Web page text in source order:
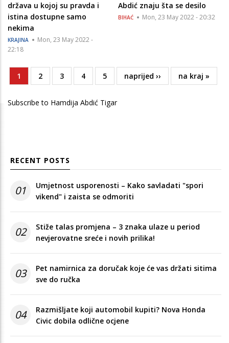
država u kojoj su pravda i
istina dostupne samo
nekima
KRAJINA
Mon, 23 May 2022 -
22:18
Abdić znaju šta se desilo
BIHAĆ Mon, 23 May 2022 - 20:32
Pagination
Current
page
1 Page
2 Page
3 Page
4 Page
5
Next
page
naprijed ››
Last
page
na kraj »
Subscribe to Hamdija Abdić Tigar
RECENT POSTS
01
Umjetnost usporenosti – Kako savladati "spori
vikend" i zaista se odmoriti
02
Stiže talas promjena – 3 znaka ulaze u period
nevjerovatne sreće i novih prilika!
03
Pet namirnica za doručak koje će vas držati sitima
sve do ručka
04
Razmišljate koji automobil kupiti? Nova Honda
Civic dobila odlične ocjene